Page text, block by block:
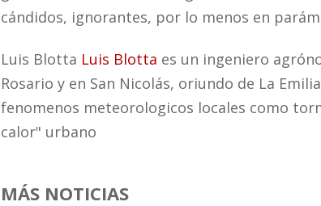
cándidos, ignorantes, por lo menos en
Luis Blotta Luis Blotta es un ingeniero
Rosario y en San Nicolás, oriundo de La
fenomenos meteorologicos locales como
calor" urbano
MÁS NOTICIAS